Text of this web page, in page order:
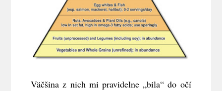
Väčšina z nich mi pravidelne „bila“ do očí